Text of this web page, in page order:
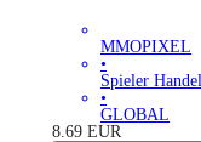
MMOPIXEL
•
Spieler Handel
•
GLOBAL
8.69 EUR